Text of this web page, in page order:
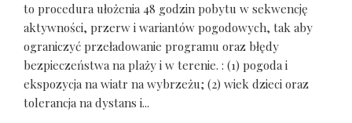
to procedura ułożenia 48 godzin pobytu w sekwencję
aktywności, przerw i wariantów pogodowych, tak aby
ograniczyć przeładowanie programu oraz błędy
bezpieczeństwa na plaży i w terenie. : (1) pogoda i
ekspozycja na wiatr na wybrzeżu; (2) wiek dzieci oraz
tolerancja na dystans i...